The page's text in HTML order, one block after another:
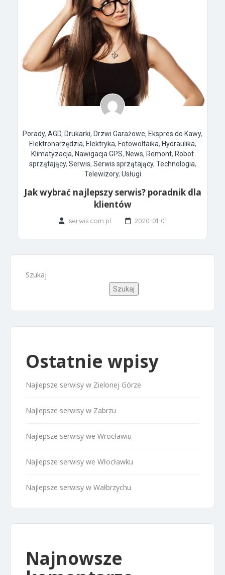
Porady, AGD, Drukarki, Drzwi Garażowe, Ekspres do Kawy,
Elektronarzędzia, Elektryka, Fotowoltaika, Hydraulika,
Klimatyzacja, Nawigacja GPS, News, Remont, Robot
sprzątający, Serwis, Serwis sprzątający, Technologia,
Telewizory, Usługi
Jak wybrać najlepszy serwis? poradnik dla
klientów
serwis.com.pl 2020-01-01
Szukaj
Szukaj
Ostatnie wpisy
Najlepsze serwisy w Zielonej Górze
Najlepsze serwisy w Zabrzu
Najlepsze serwisy we Wrocławiu
Najlepsze serwisy we Włocławku
Najlepsze serwisy w Wałbrzychu
Najnowsze